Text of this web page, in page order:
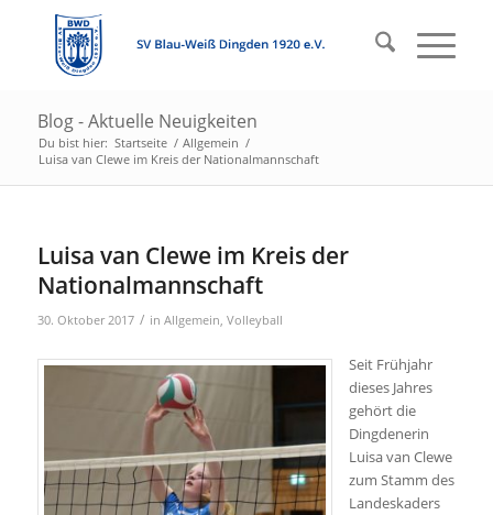
Blog - Aktuelle Neuigkeiten
Du bist hier: Startseite / Allgemein /
Luisa van Clewe im Kreis der Nationalmannschaft
Luisa van Clewe im Kreis der
Nationalmannschaft
30. Oktober 2017 / in Allgemein, Volleyball
Seit Frühjahr
dieses Jahres
gehört die
Dingdenerin
Luisa van Clewe
zum Stamm des
Landeskaders